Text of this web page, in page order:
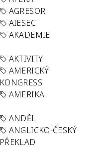
AGRESOR
AIESEC
AKADEMIE
AKTIVITY
AMERICKÝ
KONGRESS
AMERIKA
ANDĚL
ANGLICKO-ČESKÝ
PŘEKLAD